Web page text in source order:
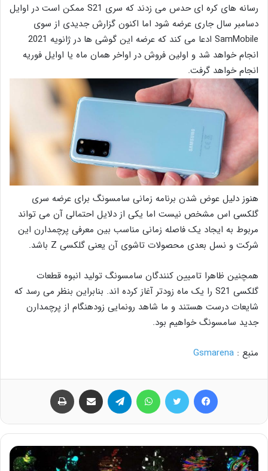
رسانه های کره ای حدس می زدند که سری S21 ممکن است در اوایل
دسامبر سال جاری عرضه شود اما اکنون گزارش جدیدی از سوی
SamMobile ادعا می کند که عرضه این گوشی ها در ژانویه 2021
انجام خواهد شد و اولین فروش در اواخر همان ماه یا اوایل فوریه
انجام خواهد گرفت.
هنوز دلیل عوض شدن برنامه زمانی سامسونگ برای عرضه سری
گلکسی اس مشخص نیست اما یکی از دلایل احتمالی آن می تواند
مربوط به ایجاد یک فاصله زمانی مناسب بین معرفی پرچمدارن این
شرکت و نسل بعدی محصولات تاشوی آن یعنی گلکسی Z باشد.
همچنین ظاهرا تامیین کنندگان سامسونگ تولید انبوه قطعات
گلکسی S21 را یک ماه زودتر آغاز کرده اند. بنابراین بنظر می رسد که
شایعات درست هستند و ما شاهد رونمایی زودهنگام از پرچمدارن
جدید سامسونگ خواهیم بود.
منبع : Gsmarena